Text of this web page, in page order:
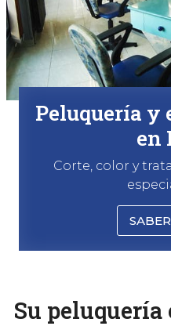
Peluquería y
en
Corte, color y
Su peluquería